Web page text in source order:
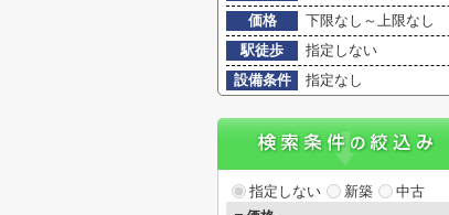
価格
下限なし～上限なし
駅徒歩
指定しない
設備条件
指定なし
指定しない 新築
中古